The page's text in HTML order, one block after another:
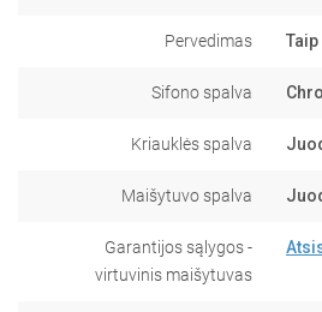
Pervedimas Taip
Sifono spalva
Kriauklės spalva
Maišytuvo spalva
Garantijos sąlygos -
virtuvinis maišytuvas